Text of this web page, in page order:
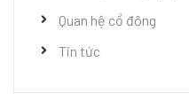
Quan hệ cổ đông
Tin tức